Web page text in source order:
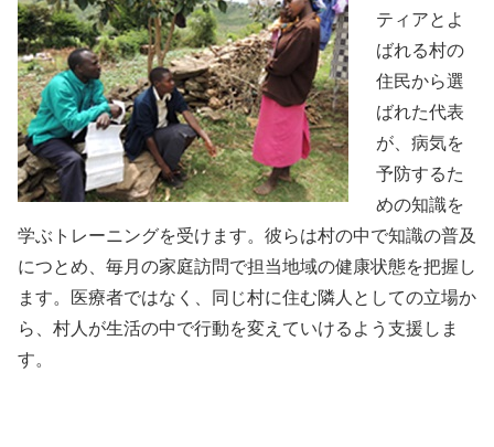
ティアとよ
ばれる村の
住民から選
ばれた代表
が、病気を
予防するた
めの知識を
学ぶトレーニングを受けます。彼らは村の中で知識の普及
につとめ、毎月の家庭訪問で担当地域の健康状態を把握し
ます。医療者ではなく、同じ村に住む隣人としての立場か
ら、村人が生活の中で行動を変えていけるよう支援しま
す。